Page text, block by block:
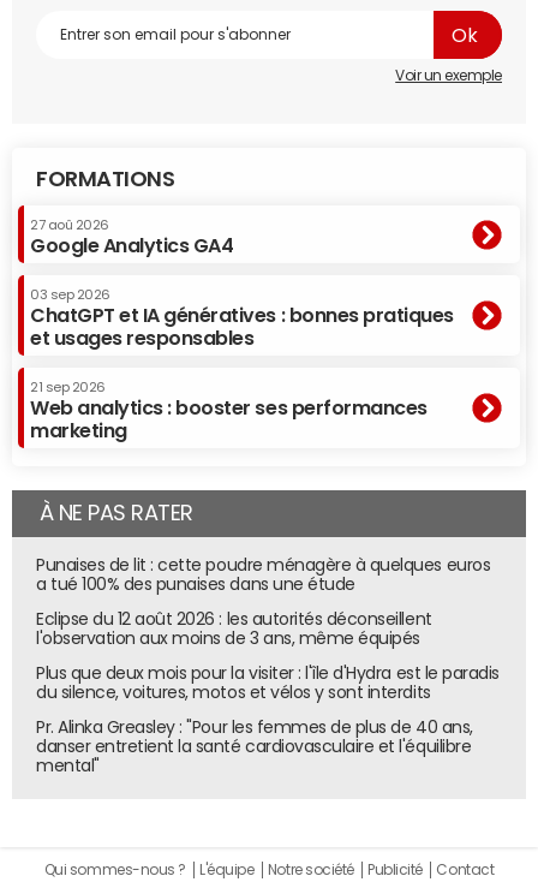
Voir un exemple
FORMATIONS
27 aoû 2026
Google Analytics GA4
03 sep 2026
ChatGPT et IA génératives : bonnes pratiques
et usages responsables
21 sep 2026
Web analytics : booster ses performances
marketing
À NE PAS RATER
Punaises de lit : cette poudre ménagère à quelques euros
a tué 100% des punaises dans une étude
Eclipse du 12 août 2026 : les autorités déconseillent
l'observation aux moins de 3 ans, même équipés
Plus que deux mois pour la visiter : l'île d'Hydra est le paradis
du silence, voitures, motos et vélos y sont interdits
Pr. Alinka Greasley : "Pour les femmes de plus de 40 ans,
danser entretient la santé cardiovasculaire et l'équilibre
mental"
Qui sommes-nous ? L'équipe Notre société Publicité Contact